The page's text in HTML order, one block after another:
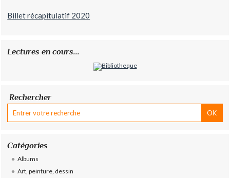
Billet récapitulatif 2020
Lectures en cours...
Rechercher
Catégories
Albums
Art, peinture, dessin